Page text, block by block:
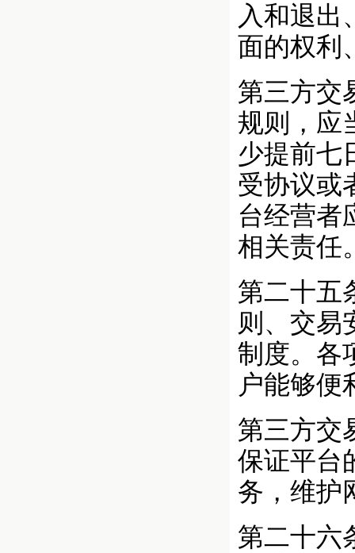
入和退出
面的权利
第三方交
规则，应
少提前七
受协议或
台经营者
相关责任
第二十五
则、交易
制度。各
户能够便
第三方交
保证平台
务，维护
第二十六